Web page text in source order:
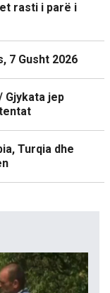
rasti i parë i
7 Gusht 2026
Gjykata jep
Turqia dhe